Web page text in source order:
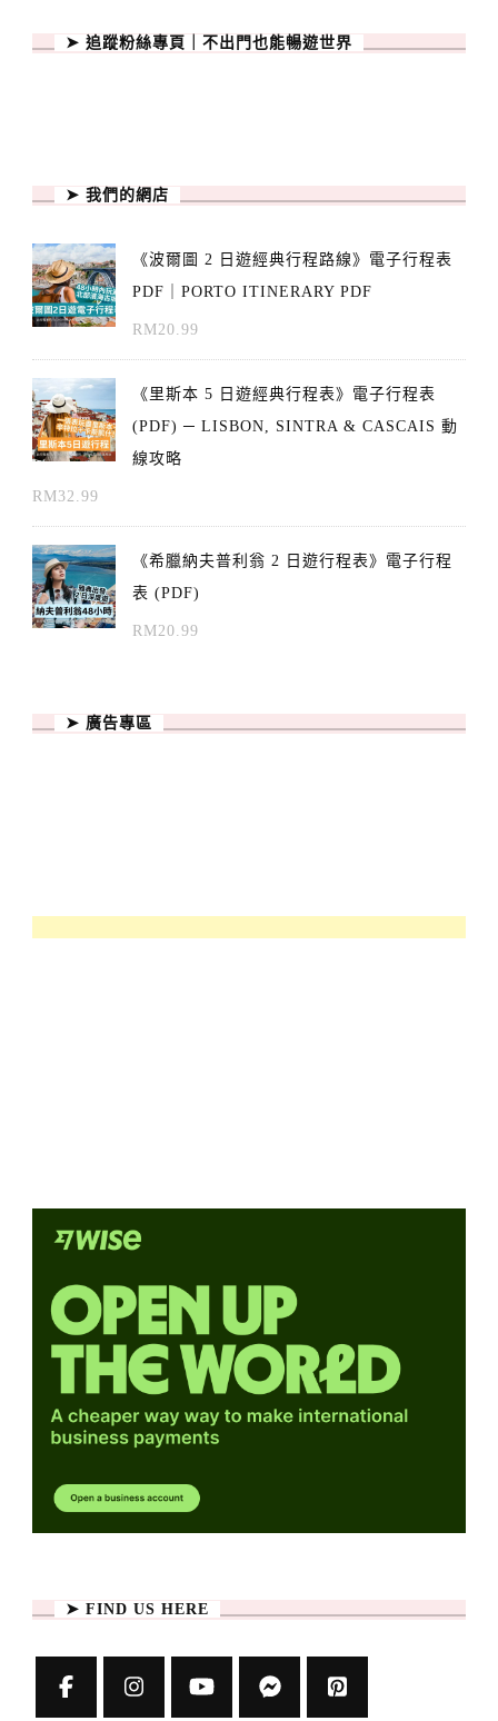
➤ 追蹤粉絲專頁｜不出門也能暢遊世界
➤ 我們的網店
《波爾圖 2 日遊經典行程路線》電子行程表
PDF｜PORTO ITINERARY PDF
RM20.99
《里斯本 5 日遊經典行程表》電子行程表
(PDF) ─ LISBON, SINTRA & CASCAIS 動
線攻略
RM32.99
《希臘納夫普利翁 2 日遊行程表》電子行程
表 (PDF)
RM20.99
➤ 廣告專區
➤ FIND US HERE